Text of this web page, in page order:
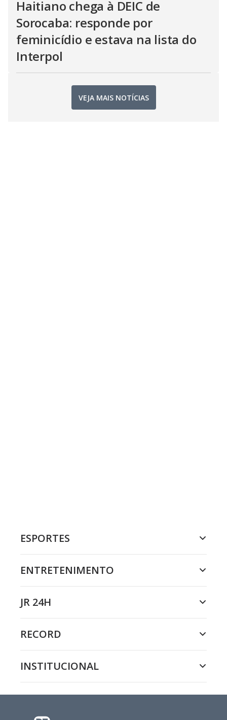
Haitiano chega à DEIC de
Sorocaba: responde por
feminicídio e estava na lista do
Interpol
VEJA MAIS NOTÍCIAS
ESPORTES
ENTRETENIMENTO
JR 24H
RECORD
INSTITUCIONAL